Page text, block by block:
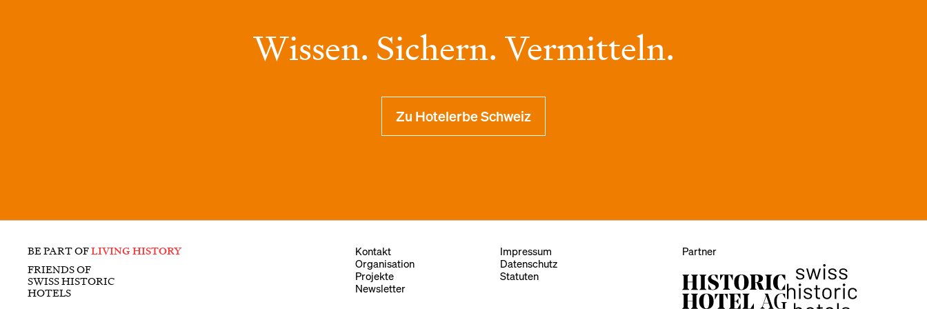
Wissen. Sichern. Vermitteln.
Zu Hotelerbe Schweiz
BE PART OFLIVING HISTORY
FRIENDS OF
SWISS HISTORIC
HOTELS
Kontakt
Organisation
Projekte
Newsletter
Impressum
Datenschutz
Statuten
Partner